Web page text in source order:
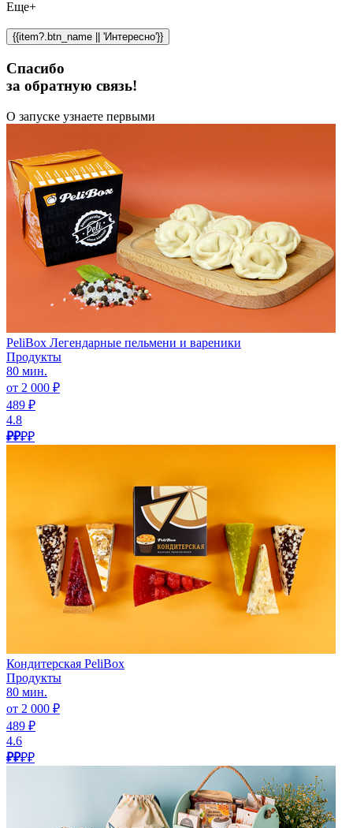
Еще+
{{item?.btn_name || 'Интересно'}}
Спасибо
за обратную связь!
О запуске узнаете первыми
PeliBox Легендарные пельмени и вареники
Продукты
80 мин.
от 2 000 ₽
489 ₽
4.8
₽₽₽₽
Кондитерская PeliBox
Продукты
80 мин.
от 2 000 ₽
489 ₽
4.6
₽₽₽₽